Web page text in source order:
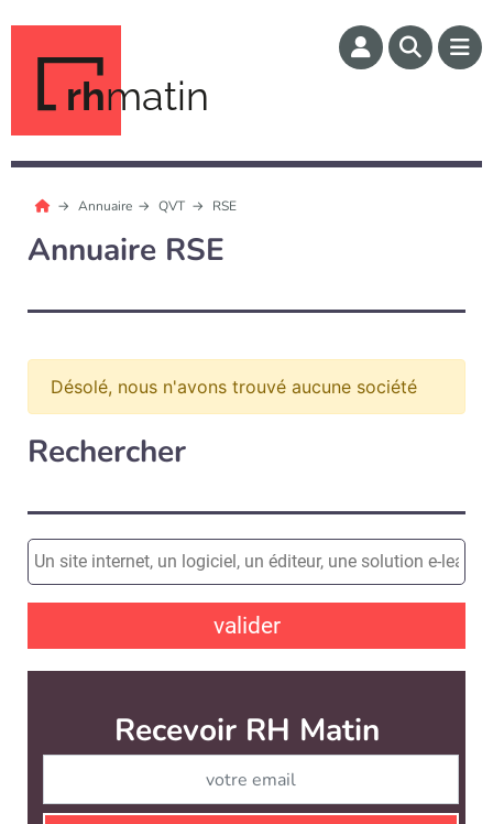
rhmatin
Annuaire QVT RSE
Annuaire RSE
Désolé, nous n'avons trouvé aucune société
Rechercher
valider
Recevoir RH Matin